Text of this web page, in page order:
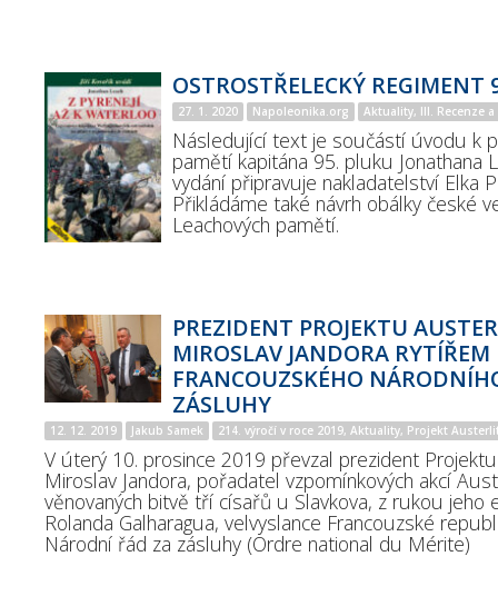
OSTROSTŘELECKÝ REGIMENT
27. 1. 2020 Napoleonika.org Aktuality, III. Recenze
Následující text je součástí úvodu k
pamětí kapitána 95. pluku Jonathana
vydání připravuje nakladatelství Elka
Přikládáme také návrh obálky české
Leachových pamětí.
PREZIDENT PROJEKTU
MIROSLAV JANDORA RYTÍŘEM
FRANCOUZSKÉHO
ZÁSLUHY
12. 12. 2019 Jakub Samek 214. výročí v roce 2019, Aktuality, Projekt
V úterý 10. prosince 2019 převzal prezident
Miroslav Jandora, pořadatel vzpomínkových akcí
věnovaných bitvě tří císařů u Slavkova, z rukou jeho
Rolanda Galharagua, velvyslance Francouzské
Národní řád za zásluhy (Ordre national du Mérite)